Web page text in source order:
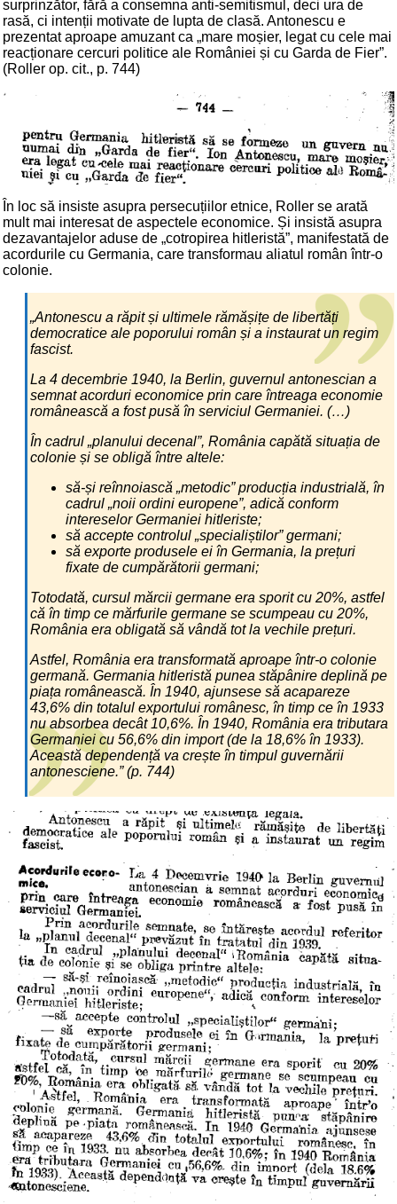
surprinzător, fără a consemna anti-semitismul, deci ura de
rasă, ci intenții motivate de lupta de clasă. Antonescu e
prezentat aproape amuzant ca „mare moșier, legat cu cele mai
reacționare cercuri politice ale României și cu Garda de Fier”.
(Roller op. cit., p. 744)
În loc să insiste asupra persecuțiilor etnice, Roller se arată
mult mai interesat de aspectele economice. Și insistă asupra
dezavantajelor aduse de „cotropirea hitleristă”, manifestată de
acordurile cu Germania, care transformau aliatul român într-o
colonie.
„Antonescu a răpit și ultimele rămășițe de libertăți
democratice ale poporului român și a instaurat un regim
fascist.
La 4 decembrie 1940, la Berlin, guvernul antonescian a
semnat acorduri economice prin care întreaga economie
românească a fost pusă în serviciul Germaniei. (…)
În cadrul „planului decenal”, România capătă situația de
colonie și se obligă între altele:
să-și reînnoiască „metodic” producția industrială, în
cadrul „noii ordini europene”, adică conform
intereselor Germaniei hitleriste;
să accepte controlul „specialiștilor” germani;
să exporte produsele ei în Germania, la prețuri
fixate de cumpărătorii germani;
Totodată, cursul mărcii germane era sporit cu 20%, astfel
că în timp ce mărfurile germane se scumpeau cu 20%,
România era obligată să vândă tot la vechile prețuri.
Astfel, România era transformată aproape într-o colonie
germană. Germania hitleristă punea stăpânire deplină pe
piața românească. În 1940, ajunsese să acapareze
43,6% din totalul exportului românesc, în timp ce în 1933
nu absorbea decât 10,6%. În 1940, România era tributara
Germaniei cu 56,6% din import (de la 18,6% în 1933).
Această dependență va crește în timpul guvernării
antonesciene.” (p. 744)